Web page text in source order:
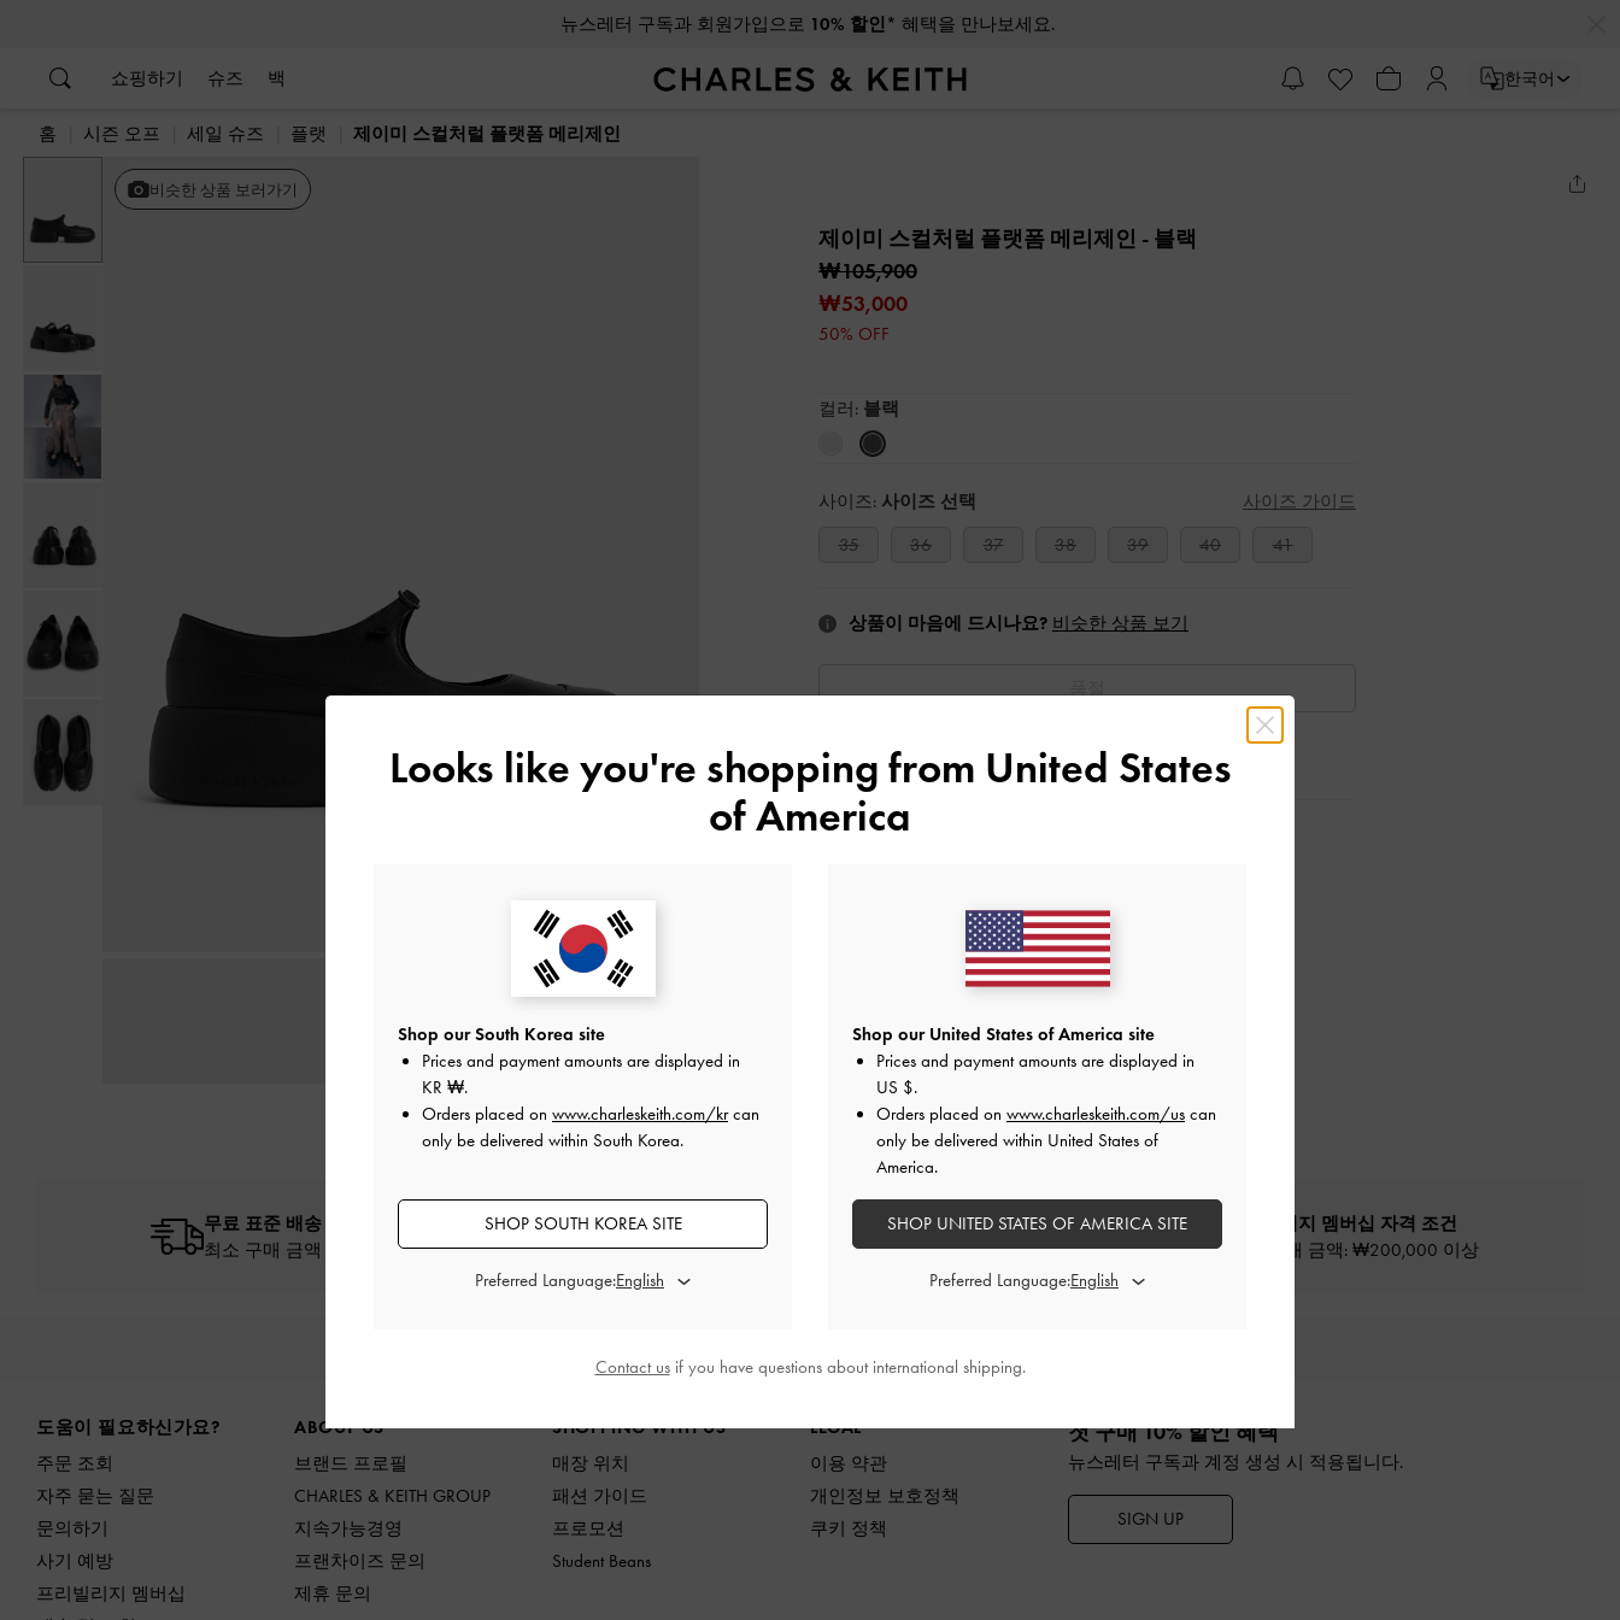
뉴스레터 구독과 회원가입으로 10% 할인* 혜택을 만나보세요.
쇼핑하기 슈즈 백 한국어
홈 시즌 오프 세일 슈즈 플랫 제이미 스컬처럴 플랫폼 메리제인
비슷한 상품 보러가기
제이미 스컬처럴 플랫폼 메리제인 - 블랙
₩105,900
₩53,000
50% OFF
컬러: 블랙
사이즈: 사이즈 선택
사이즈 가이드
35
36 37 38 39 40 41
상품이 마음에 드시나요? 비슷한 상품 보기
위시리스트에 추가
에디터의 노트
제품 상세 정보 & 관리 방법
무료 표준 배송
최소 구매 금액 이상 주문 시*
배송 후 7일 이내
프리빌리지 멤버십 자격 조건
최소 구매 금액: ₩200,000 이상
도움이 필요하신가요?
주문 조회
자주 묻는 질문
문의하기
사기 예방
프리빌리지 멤버십
ABOUT US
브랜드 프로필
CHARLES & KEITH GROUP
지속가능경영
프랜차이즈 문의
제휴 문의
SHOPPING WITH US
매장 위치
패션 가이드
프로모션
Student Beans
LEGAL
이용 약관
개인정보 보호정책
쿠키 정책
첫 구매 10% 할인 혜택
뉴스레터 구독과 계정 생성 시 적용됩니다.
SIGN UP
Looks like you're shopping from United States
of America
Shop our South Korea site
Prices and payment amounts are displayed in
KR ₩.
Orders placed on www.charleskeith.com/krcan
only be delivered within South Korea.
SHOP SOUTH KOREA SITE
Preferred Language:
Shop our United States of America site
Prices and payment amounts are displayed in
US $.
Orders placed on www.charleskeith.com/us can
only be delivered within United States of
America.
SHOP UNITED STATES OF AMERICA SITE
Preferred Language:
Contact usif you have questions about international shipping.